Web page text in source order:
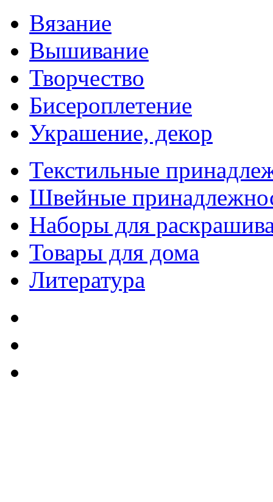
Вязание
Вышивание
Творчество
Бисероплетение
Украшение, декор
Текстильные
Швейные
Наборы для
Товары для дома
Литература